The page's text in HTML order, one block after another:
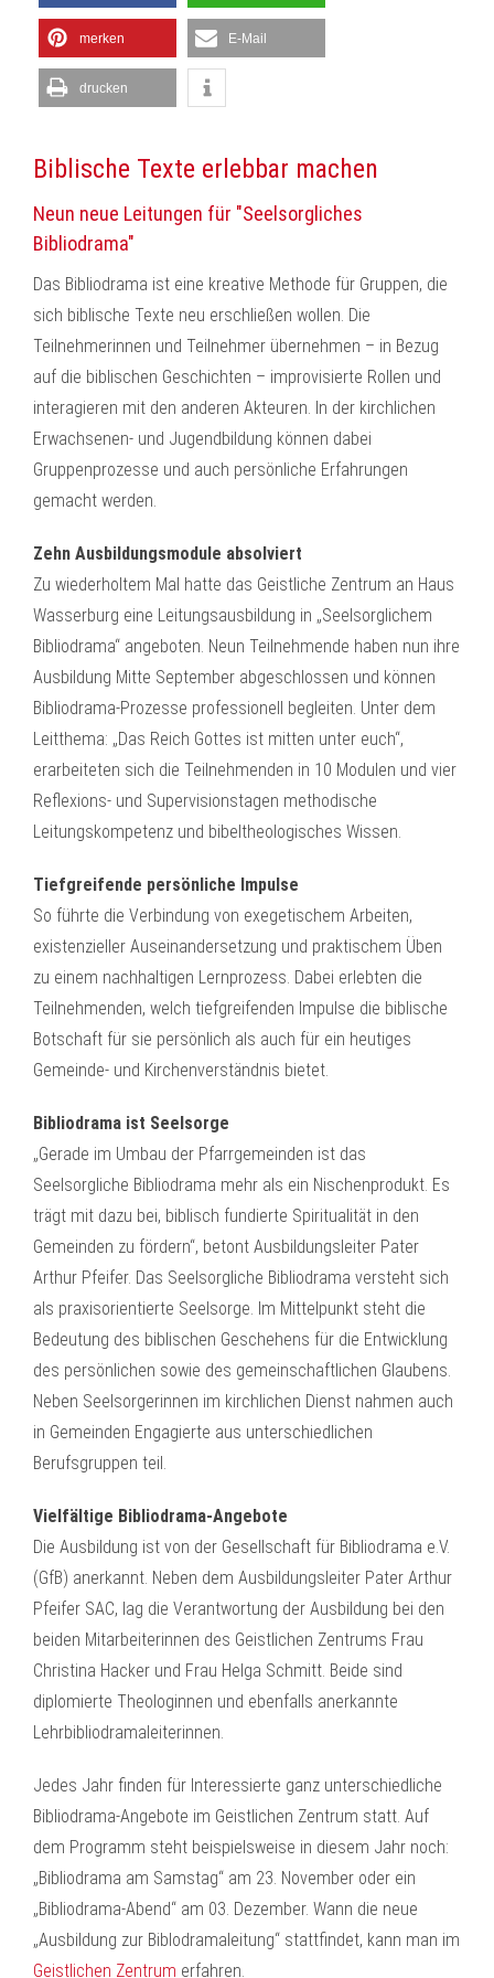
merken E-Mail
drucken
Biblische Texte erlebbar machen
Neun neue Leitungen für "Seelsorgliches
Bibliodrama"
Das Bibliodrama ist eine kreative Methode für Gruppen, die
sich biblische Texte neu erschließen wollen. Die
Teilnehmerinnen und Teilnehmer übernehmen – in Bezug
auf die biblischen Geschichten – improvisierte Rollen und
interagieren mit den anderen Akteuren. In der kirchlichen
Erwachsenen- und Jugendbildung können dabei
Gruppenprozesse und auch persönliche Erfahrungen
gemacht werden.
Zehn Ausbildungsmodule absolviert
Zu wiederholtem Mal hatte das Geistliche Zentrum an Haus
Wasserburg eine Leitungsausbildung in „Seelsorglichem
Bibliodrama“ angeboten. Neun Teilnehmende haben nun ihre
Ausbildung Mitte September abgeschlossen und können
Bibliodrama-Prozesse professionell begleiten. Unter dem
Leitthema: „Das Reich Gottes ist mitten unter euch“,
erarbeiteten sich die Teilnehmenden in 10 Modulen und vier
Reflexions- und Supervisionstagen methodische
Leitungskompetenz und bibeltheologisches Wissen.
Tiefgreifende persönliche Impulse
So führte die Verbindung von exegetischem Arbeiten,
existenzieller Auseinandersetzung und praktischem Üben
zu einem nachhaltigen Lernprozess. Dabei erlebten die
Teilnehmenden, welch tiefgreifenden Impulse die biblische
Botschaft für sie persönlich als auch für ein heutiges
Gemeinde- und Kirchenverständnis bietet.
Bibliodrama ist Seelsorge
„Gerade im Umbau der Pfarrgemeinden ist das
Seelsorgliche Bibliodrama mehr als ein Nischenprodukt. Es
trägt mit dazu bei, biblisch fundierte Spiritualität in den
Gemeinden zu fördern“, betont Ausbildungsleiter Pater
Arthur Pfeifer. Das Seelsorgliche Bibliodrama versteht sich
als praxisorientierte Seelsorge. Im Mittelpunkt steht die
Bedeutung des biblischen Geschehens für die Entwicklung
des persönlichen sowie des gemeinschaftlichen Glaubens.
Neben Seelsorgerinnen im kirchlichen Dienst nahmen auch
in Gemeinden Engagierte aus unterschiedlichen
Berufsgruppen teil.
Vielfältige Bibliodrama-Angebote
Die Ausbildung ist von der Gesellschaft für Bibliodrama e.V.
(GfB) anerkannt. Neben dem Ausbildungsleiter Pater Arthur
Pfeifer SAC, lag die Verantwortung der Ausbildung bei den
beiden Mitarbeiterinnen des Geistlichen Zentrums Frau
Christina Hacker und Frau Helga Schmitt. Beide sind
diplomierte Theologinnen und ebenfalls anerkannte
Lehrbibliodramaleiterinnen.
Jedes Jahr finden für Interessierte ganz unterschiedliche
Bibliodrama-Angebote im Geistlichen Zentrum statt. Auf
dem Programm steht beispielsweise in diesem Jahr noch:
„Bibliodrama am Samstag“ am 23. November oder ein
„Bibliodrama-Abend“ am 03. Dezember. Wann die neue
„Ausbildung zur Biblodramaleitung“ stattfindet, kann man im
Geistlichen Zentrum erfahren.